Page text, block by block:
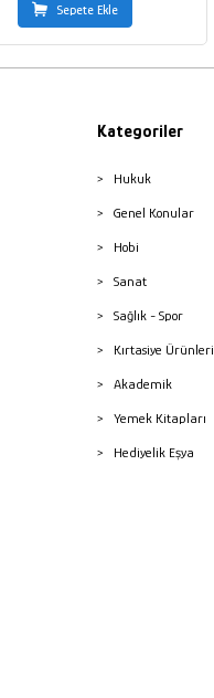
Sepete Ekle
Kategoriler
Hukuk
Genel Konular
Hobi
Sanat
Sağlık - Spor
Kırtasiye Ürünleri
Akademik
Yemek Kitapları
Hediyelik Eşya